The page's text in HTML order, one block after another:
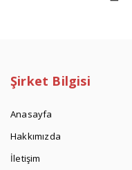
Şirket Bilgisi
Anasayfa
Hakkımızda
İletişim